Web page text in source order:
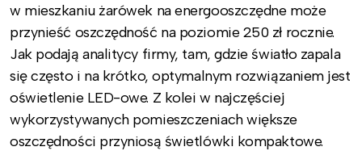
w mieszkaniu żarówek na energooszczędne może
przynieść oszczędność na poziomie 250 zł rocznie.
Jak podają analitycy firmy, tam, gdzie światło zapala
się często i na krótko, optymalnym rozwiązaniem jest
oświetlenie LED-owe. Z kolei w najczęściej
wykorzystywanych pomieszczeniach większe
oszczędności przyniosą świetlówki kompaktowe.